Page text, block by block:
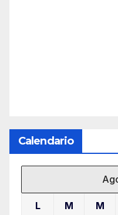
Calendario
L M M